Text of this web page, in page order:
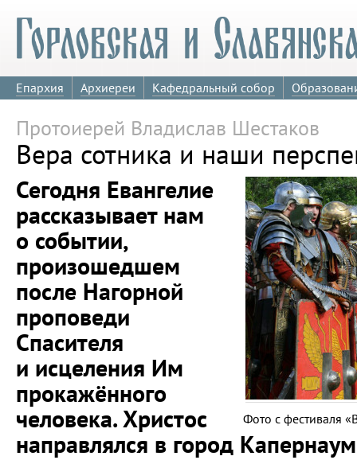
Епархия Архиереи Кафедральный собор
Протоиерей Владислав Шестаков
Вера сотника и наши
Фото с фестиваля
Сегодня Евангелие
рассказывает нам
о событии,
произошедшем
после Нагорной
проповеди
Спасителя
и исцеления Им
прокажённого
человека. Христос
направлялся в город